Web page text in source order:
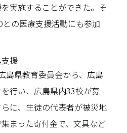
実施することができた。そ
の医療支援活動にも参加
援
島県教育委員会から、広島
行い、広島県内33校が募
に、生徒の代表者が被災地
まった寄付金で、文具など